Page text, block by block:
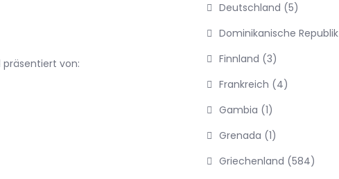
präsentiert von:
Deutschland (5)
Dominikanische Republik
Finnland (3)
Frankreich (4)
Gambia (1)
Grenada (1)
Griechenland (584)